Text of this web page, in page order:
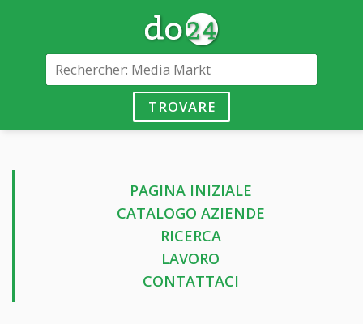
TROVARE
PAGINA INIZIALE
CATALOGO AZIENDE
RICERCA
LAVORO
CONTATTACI